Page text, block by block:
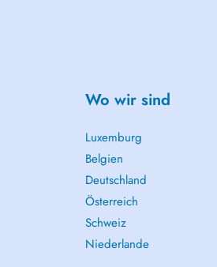
Wo wir sind
Luxemburg
Belgien
Deutschland
Österreich
Schweiz
Niederlande